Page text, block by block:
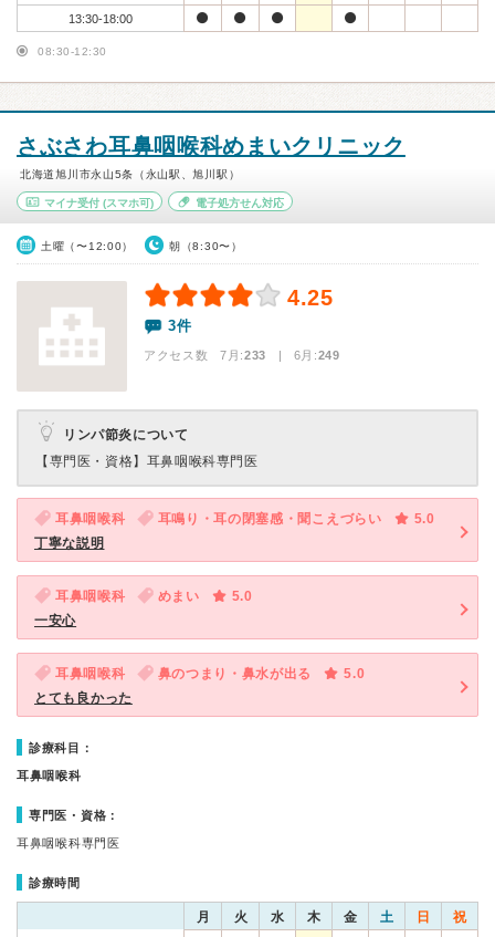
13:30-18:00
08:30-12:30
さぶさわ耳鼻咽喉科めまいクリニック
北海道旭川市永山5条（永山駅、旭川駅）
マイナ受付 (スマホ可) 電子処方せん対応
土曜（〜12:00） 朝（8:30〜）
4.25
3件
アクセス数 7月:233 | 6月:249
リンパ節炎について
【専門医・資格】 耳鼻咽喉科専門医
耳鼻咽喉科 耳鳴り・耳の閉塞感・聞こえづらい
5.0
丁寧な説明
耳鼻咽喉科 めまい
5.0
一安心
耳鼻咽喉科 鼻のつまり・鼻水が出る
5.0
とても良かった
診療科目：
耳鼻咽喉科
専門医・資格：
耳鼻咽喉科専門医
診療時間
月 火 水 木 金 土 日 祝